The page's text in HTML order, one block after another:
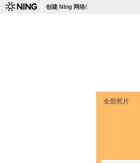
创建 Ning 网络!
全部照片